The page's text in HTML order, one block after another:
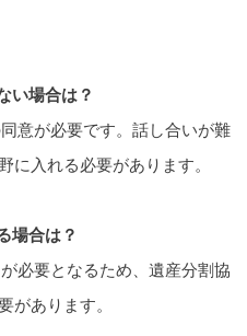
い場合は？
意が必要です。話し合いが難
に入れる必要があります。
場合は？
必要となるため、遺産分割協
があります。